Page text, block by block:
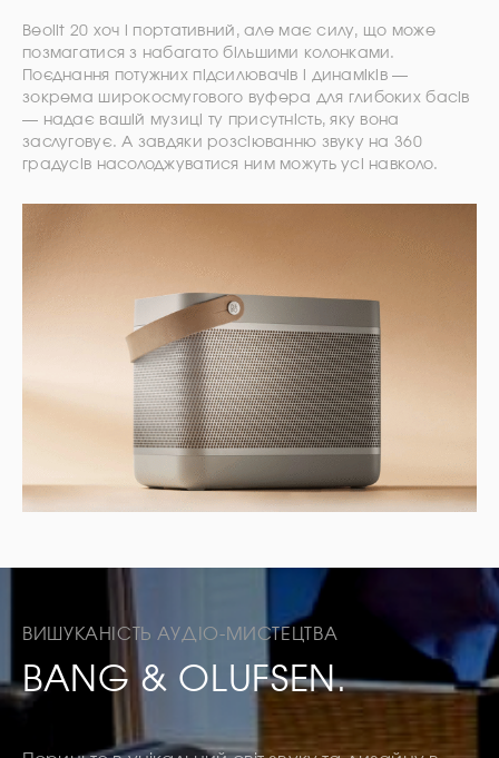
Beolit 20 хоч і портативний, але має силу, що може
позмагатися з набагато більшими колонками.
Поєднання потужних підсилювачів і динаміків —
зокрема широкосмугового вуфера для глибоких басів
— надає вашій музиці ту присутність, яку вона
заслуговує. А завдяки розсіюванню звуку на 360
градусів насолоджуватися ним можуть усі навколо.
ВИШУКАНІСТЬ АУДІО-МИСТЕЦТВА
BANG & OLUFSEN.